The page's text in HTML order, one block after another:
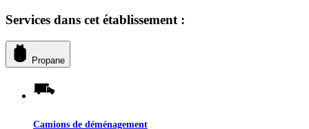
Services dans cet établissement :
Propane
Camions de déménagement